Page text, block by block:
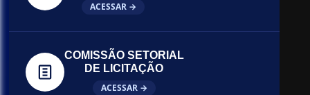
ACESSAR →
COMISSÃO SETORIAL
DE LICITAÇÃO
ACESSAR →